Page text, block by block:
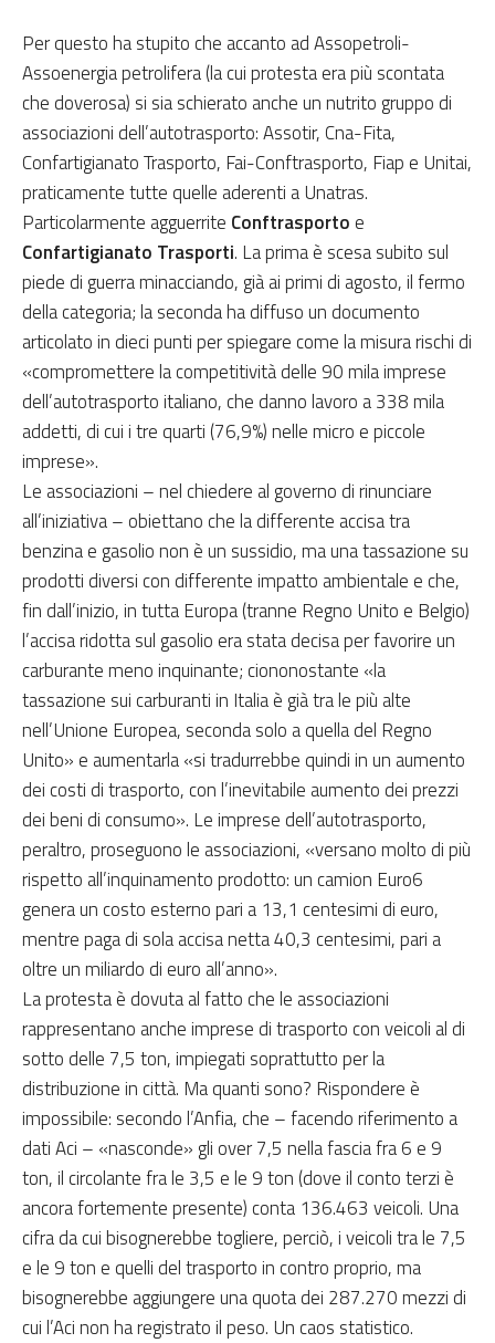
Per questo ha stupito che accanto ad Assopetroli-
Assoenergia petrolifera (la cui protesta era più scontata
che doverosa) si sia schierato anche un nutrito gruppo di
associazioni dell’autotrasporto: Assotir, Cna-Fita,
Confartigianato Trasporto, Fai-Conftrasporto, Fiap e Unitai,
praticamente tutte quelle aderenti a Unatras.
Particolarmente agguerrite Conftrasporto e
Confartigianato Trasporti. La prima è scesa subito sul
piede di guerra minacciando, già ai primi di agosto, il fermo
della categoria; la seconda ha diffuso un documento
articolato in dieci punti per spiegare come la misura rischi di
«compromettere la competitività delle 90 mila imprese
dell’autotrasporto italiano, che danno lavoro a 338 mila
addetti, di cui i tre quarti (76,9%) nelle micro e piccole
imprese».
Le associazioni – nel chiedere al governo di rinunciare
all’iniziativa – obiettano che la differente accisa tra
benzina e gasolio non è un sussidio, ma una tassazione su
prodotti diversi con differente impatto ambientale e che,
fin dall’inizio, in tutta Europa (tranne Regno Unito e Belgio)
l’accisa ridotta sul gasolio era stata decisa per favorire un
carburante meno inquinante; ciononostante «la
tassazione sui carburanti in Italia è già tra le più alte
nell’Unione Europea, seconda solo a quella del Regno
Unito» e aumentarla «si tradurrebbe quindi in un aumento
dei costi di trasporto, con l’inevitabile aumento dei prezzi
dei beni di consumo». Le imprese dell’autotrasporto,
peraltro, proseguono le associazioni, «versano molto di più
rispetto all’inquinamento prodotto: un camion Euro6
genera un costo esterno pari a 13,1 centesimi di euro,
mentre paga di sola accisa netta 40,3 centesimi, pari a
oltre un miliardo di euro all’anno».
La protesta è dovuta al fatto che le associazioni
rappresentano anche imprese di trasporto con veicoli al di
sotto delle 7,5 ton, impiegati soprattutto per la
distribuzione in città. Ma quanti sono? Rispondere è
impossibile: secondo l’Anfia, che – facendo riferimento a
dati Aci – «nasconde» gli over 7,5 nella fascia fra 6 e 9
ton, il circolante fra le 3,5 e le 9 ton (dove il conto terzi è
ancora fortemente presente) conta 136.463 veicoli. Una
cifra da cui bisognerebbe togliere, perciò, i veicoli tra le 7,5
e le 9 ton e quelli del trasporto in contro proprio, ma
bisognerebbe aggiungere una quota dei 287.270 mezzi di
cui l’Aci non ha registrato il peso. Un caos statistico.